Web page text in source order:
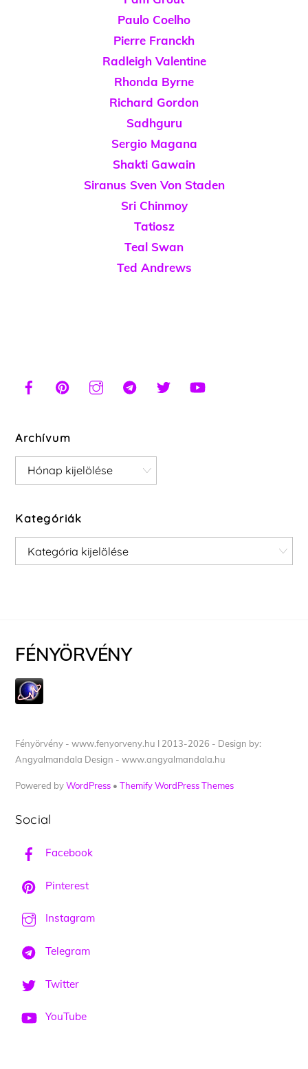
Paulo Coelho
Pierre Franckh
Radleigh Valentine
Rhonda Byrne
Richard Gordon
Sadhguru
Sergio Magana
Shakti Gawain
Siranus Sven Von Staden
Sri Chinmoy
Tatiosz
Teal Swan
Ted Andrews
Archívum
Archívum
Kategóriák
Kategóriák
FÉNYÖRVÉNY
Fényörvény - www.fenyorveny.hu I 2013-2026 - Design by:
Angyalmandala Design - www.angyalmandala.hu
Powered byWordPress •Themify WordPress Themes
Social
Facebook
Pinterest
Instagram
Telegram
Twitter
YouTube